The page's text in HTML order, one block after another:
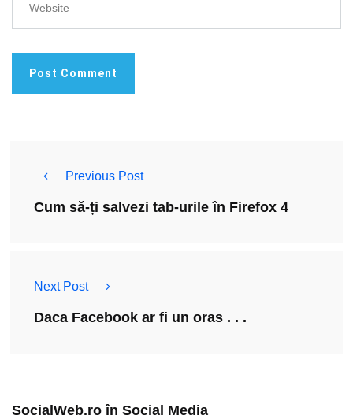
Website
Previous Post
Cum să-ți salvezi tab-urile în Firefox 4
Next Post
Daca Facebook ar fi un oras . . .
SocialWeb.ro în Social Media​